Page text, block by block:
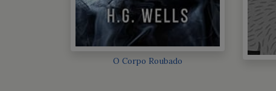
O Corpo Roubado